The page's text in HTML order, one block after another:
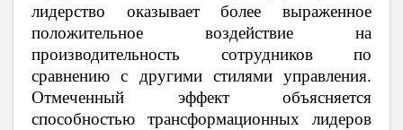
лидерство оказывает более выраженное
положительное воздействие на
производительность сотрудников по
сравнению с другими стилями управления.
Отмеченный эффект объясняется
способностью трансформационных лидеров